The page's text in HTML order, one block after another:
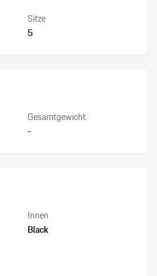
Sitze
5
Gesamtgewicht
-
Innen
Black